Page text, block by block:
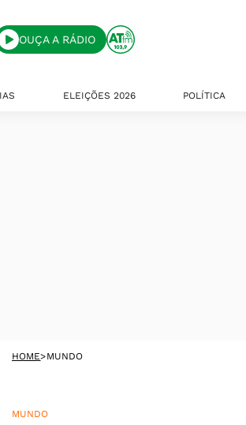
OUÇA A RÁDIO
ELEIÇÕES 2026 POLÍTICA
HOME>MUNDO
MUNDO